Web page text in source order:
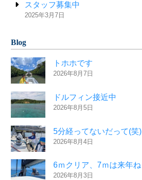
スタッフ募集中
2025年3月7日
Blog
トホホです
2026年8月7日
ドルフィン接近中
2026年8月5日
5分経ってないだって(笑)
2026年8月4日
6ｍクリア、7ｍは来年ね
2026年8月3日